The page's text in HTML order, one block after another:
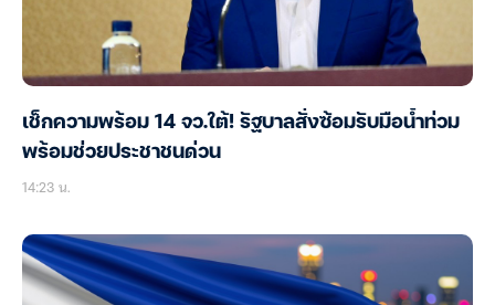
เช็กความพร้อม 14 จว.ใต้! รัฐบาลสั่งซ้อมรับมือน้ำท่วม
พร้อมช่วยประชาชนด่วน
14:23 น.